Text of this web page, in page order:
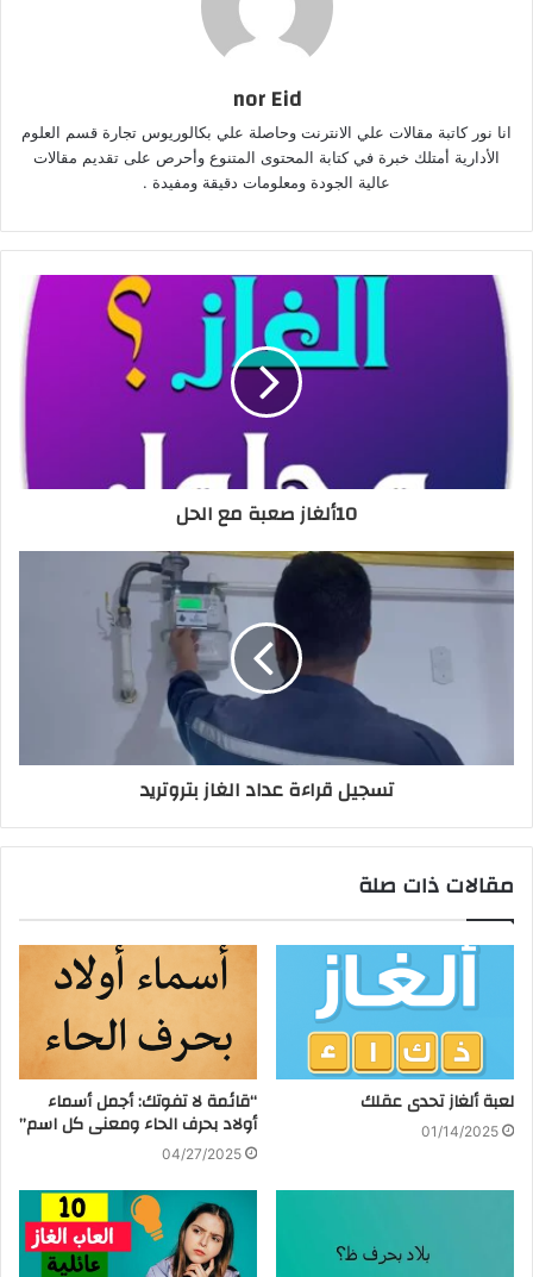
nor Eid
انا نور كاتبة مقالات علي الانترنت وحاصلة علي بكالوريوس تجارة قسم العلوم
الأدارية أمتلك خبرة في كتابة المحتوى المتنوع وأحرص على تقديم مقالات
عالية الجودة ومعلومات دقيقة ومفيدة .
10ألغاز صعبة مع الحل
تسجيل قراءة عداد الغاز بتروتريد
مقالات ذات صلة
لعبة ألغاز تحدى عقلك
01/14/2025
“قائمة لا تفوتك: أجمل أسماء
أولاد بحرف الحاء ومعنى كل اسم”
04/27/2025